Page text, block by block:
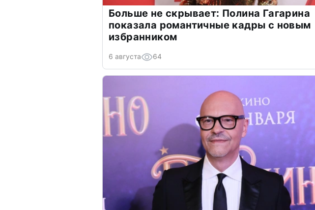
Больше не скрывает: Полина Гагарина
показала романтичные кадры с новым
избранником
6 августа 64